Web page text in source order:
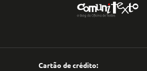
Cartão de crédito: